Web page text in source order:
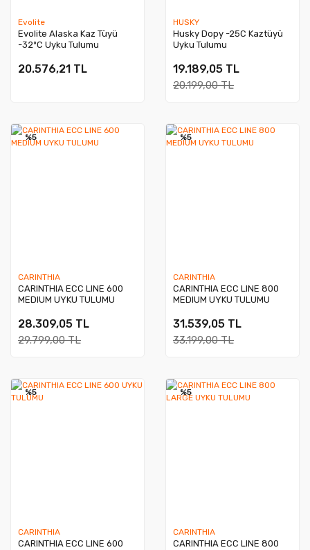
Evolite
Evolite Alaska Kaz Tüyü
-32ºC Uyku Tulumu
20.576,21 TL
HUSKY
Husky Dopy -25C Kaztüyü
Uyku Tulumu
19.189,05 TL
20.199,00 TL
%5
CARINTHIA
CARINTHIA ECC LINE 600
MEDIUM UYKU TULUMU
28.309,05 TL
29.799,00 TL
%5
CARINTHIA
CARINTHIA ECC LINE 800
MEDIUM UYKU TULUMU
31.539,05 TL
33.199,00 TL
%5
CARINTHIA
CARINTHIA ECC LINE 600
%5
CARINTHIA
CARINTHIA ECC LINE 800